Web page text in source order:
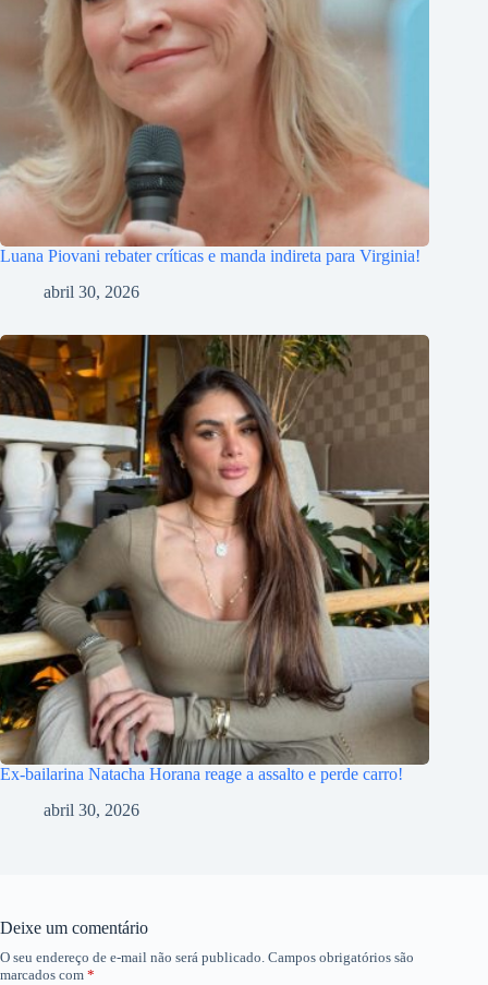
Luana Piovani rebater críticas e manda indireta para Virginia!
abril 30, 2026
Ex-bailarina Natacha Horana reage a assalto e perde carro!
abril 30, 2026
Deixe um comentário
O seu endereço de e-mail não será publicado. Campos obrigatórios são
marcados com *